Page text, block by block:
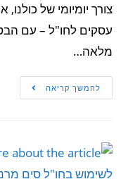
צורך יומיומי של
עסקים לחו"ל – עם
מלאה…
להמשך קריאה